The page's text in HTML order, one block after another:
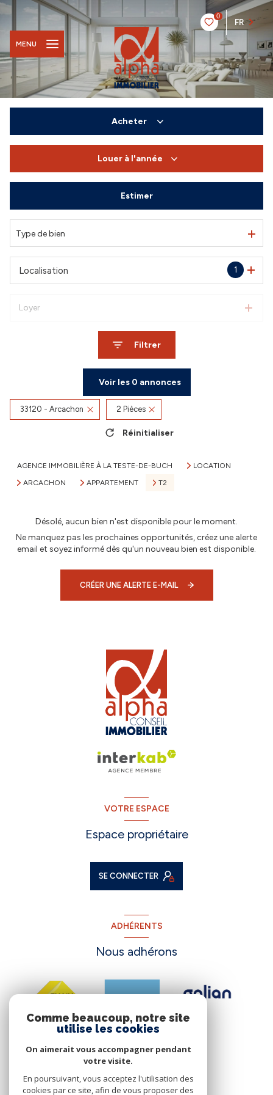
0
FR
MENU
Acheter
Du neuf
De l'immo pro
Louer à l'année
De l'immo pro
Estimer
Type de bien
1
Localisation
Loyer
Filtrer
Voir les 0 annonces
33120 - Arcachon 2 Pièces
Réinitialiser
AGENCE IMMOBILIÈRE À LA TESTE-DE-BUCH
LOCATION
ARCACHON
APPARTEMENT T2
Désolé, aucun bien n'est disponible pour le moment.
Ne manquez pas les prochaines opportunités, créez une alerte
email et soyez informé dès qu'un nouveau bien est disponible.
CRÉER UNE ALERTE E-MAIL
VOTRE ESPACE
Espace propriétaire
SE CONNECTER
ADHÉRENTS
Nous adhérons
Comme beaucoup, notre site
utilise les cookies
On aimerait vous accompagner pendant
votre visite.
En poursuivant, vous acceptez l'utilisation des
cookies par ce site, afin de vous proposer des